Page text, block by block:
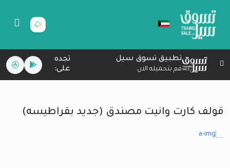
تطبيق تسوق سيل
قم بتحميله الان
تجده
على:
قولف كارت وانيت مصندق (جديد بقراطيسه)